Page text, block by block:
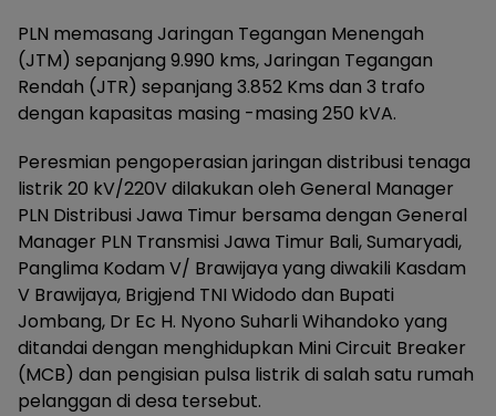
PLN memasang Jaringan Tegangan Menengah
(JTM) sepanjang 9.990 kms, Jaringan Tegangan
Rendah (JTR) sepanjang 3.852 Kms dan 3 trafo
dengan kapasitas masing -masing 250 kVA.
Peresmian pengoperasian jaringan distribusi tenaga
listrik 20 kV/220V dilakukan oleh General Manager
PLN Distribusi Jawa Timur bersama dengan General
Manager PLN Transmisi Jawa Timur Bali, Sumaryadi,
Panglima Kodam V/ Brawijaya yang diwakili Kasdam
V Brawijaya, Brigjend TNI Widodo dan Bupati
Jombang, Dr Ec H. Nyono Suharli Wihandoko yang
ditandai dengan menghidupkan Mini Circuit Breaker
(MCB) dan pengisian pulsa listrik di salah satu rumah
pelanggan di desa tersebut.